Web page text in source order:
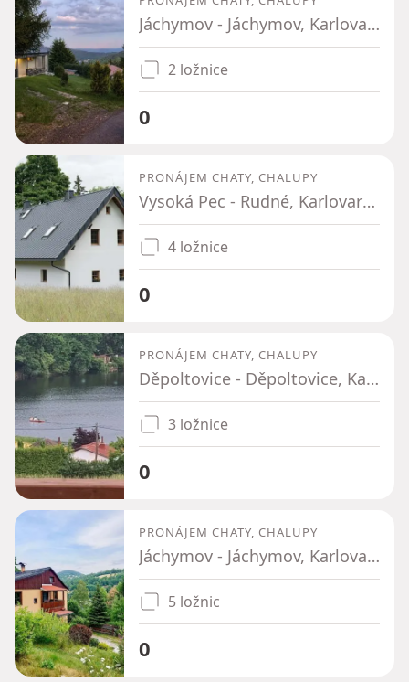
Jáchymov - Jáchymov, Karlovarský kraj
2 ložnice
0
PRONÁJEM CHATY, CHALUPY
Vysoká Pec - Rudné, Karlovarský kraj
4 ložnice
0
PRONÁJEM CHATY, CHALUPY
Děpoltovice - Děpoltovice, Karlovarský kraj
3 ložnice
0
PRONÁJEM CHATY, CHALUPY
Jáchymov - Jáchymov, Karlovarský kraj
5 ložnic
0